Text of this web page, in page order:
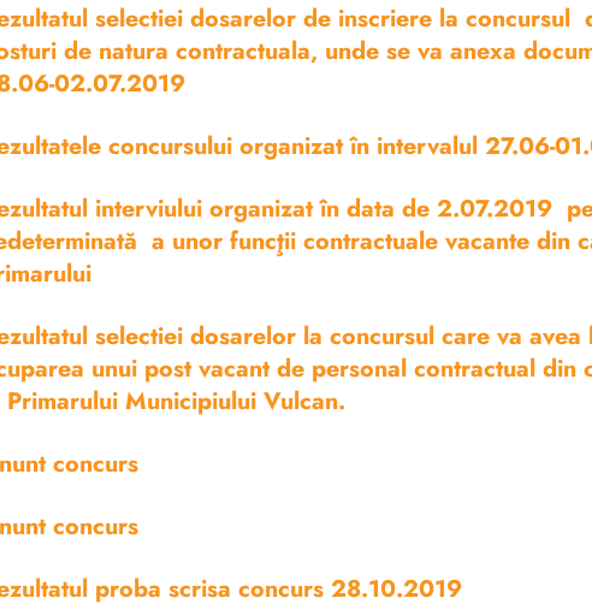
selectiei dosarelor de inscriere la
de natura contractuala, unde se va anexa
02.07.2019
concursului organizat în intervalul 27.06-
interviului organizat în data de 2.07.2019
a unor funcţii contractuale vacante din
selectiei dosarelor la concursul care va
unui post vacant de personal contractual
Primarului Municipiului Vulcan.
concurs
concurs
proba scrisa concurs 28.10.2019